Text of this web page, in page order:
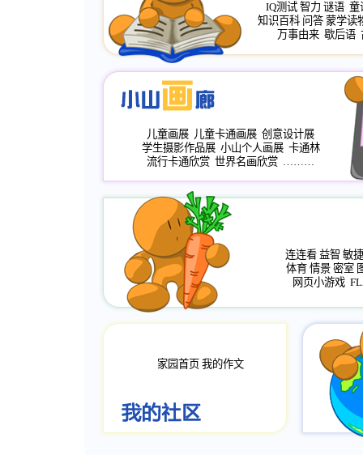
IQ测试 智力 谜语 童
知识百科 问答 蒙学读
万事由来 歇后语
儿童画展 儿童卡通画展 创意设计展
学生摄影作品展 小山个人画展 卡通林
流行卡通欣赏 世界名画欣赏 ………
连连看 益智 敏捷
体育 情景 密室
网页小游戏
家园首页 我的作文